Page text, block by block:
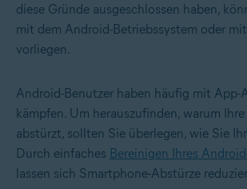
diese Gründe ausgeschlossen haben,
mit dem Android-Betriebssystem oder
vorliegen.
Android-Benutzer haben häufig mit App-
kämpfen. Um herauszufinden, warum
abstürzt, sollten Sie überlegen, wie Sie
Durch einfaches Bereinigen Ihres
lassen sich Smartphone-Abstürze